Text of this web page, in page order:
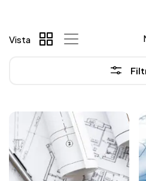
Vista